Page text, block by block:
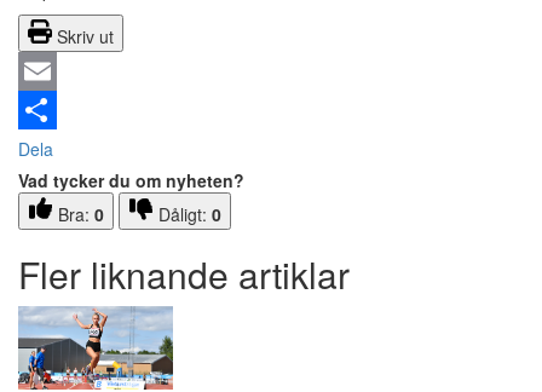
Skriv ut
Email
Dela
Vad tycker du om nyheten?
Bra: 0 Dåligt: 0
Fler liknande artiklar